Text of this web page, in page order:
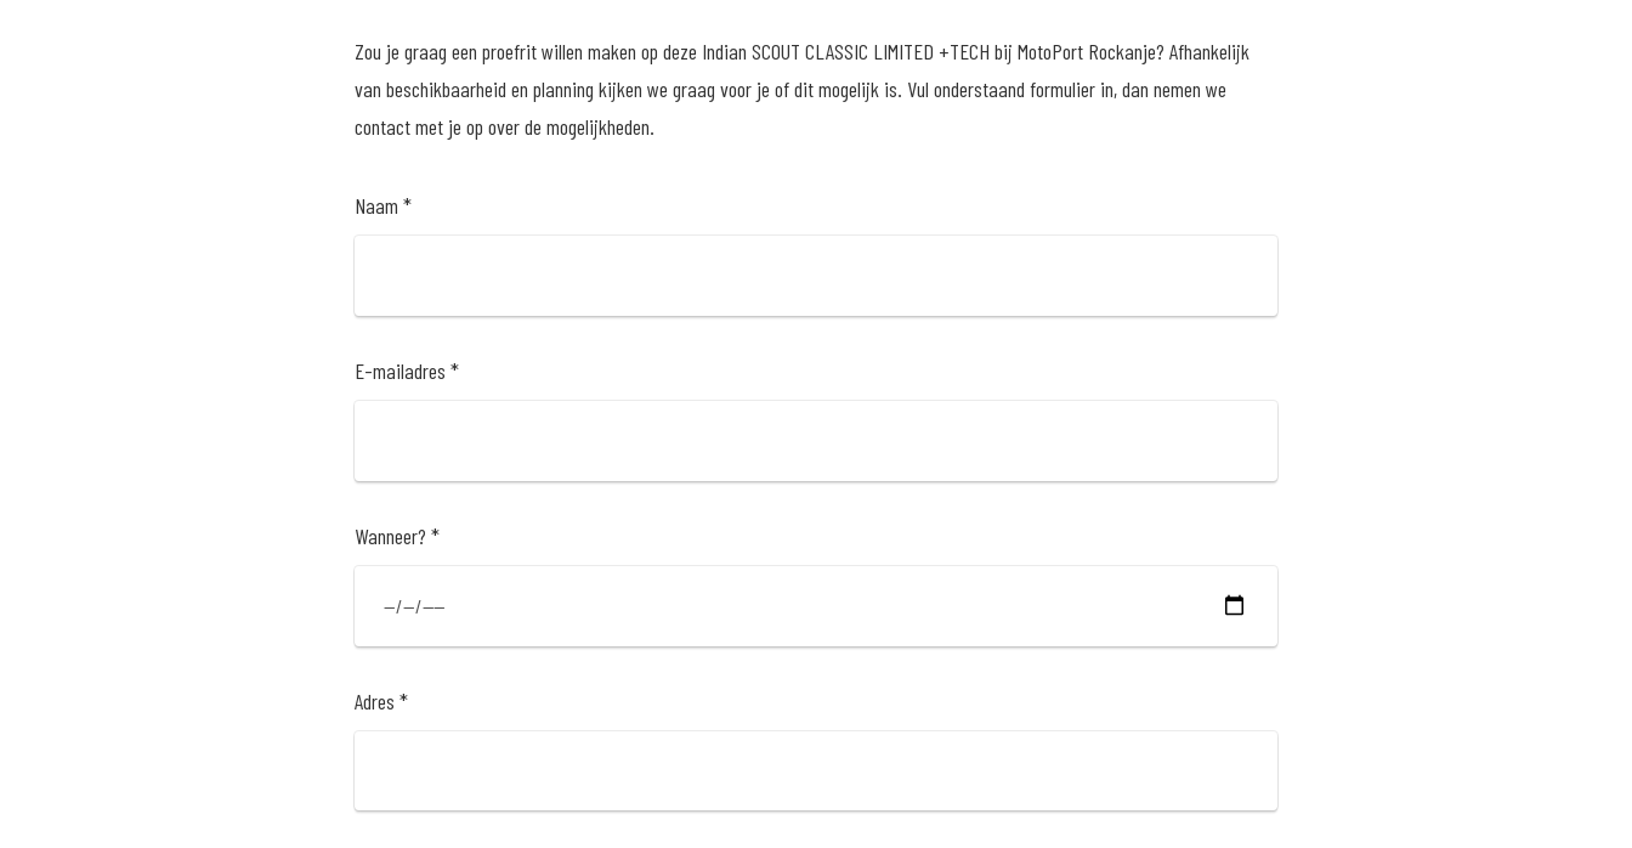
Zou je graag een proefrit willen maken op deze Indian SCOUT CLASSIC LIMITED +TECH bij MotoPort Rockanje? Afhankelijk
van beschikbaarheid en planning kijken we graag voor je of dit mogelijk is. Vul onderstaand formulier in, dan nemen we
contact met je op over de mogelijkheden.
Naam *
E-mailadres *
Wanneer? *
Adres *